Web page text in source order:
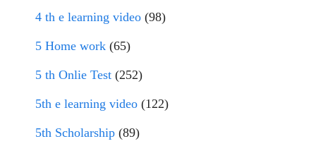
4 th e learning video (98)
5 Home work (65)
5 th Onlie Test (252)
5th e learning video (122)
5th Scholarship (89)